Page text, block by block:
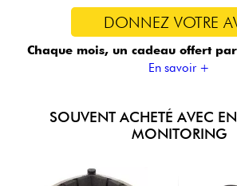
DONNEZ VOTRE
Chaque mois, un cadeau offert
En savoir +
SOUVENT ACHETÉ AVEC
MONITORING